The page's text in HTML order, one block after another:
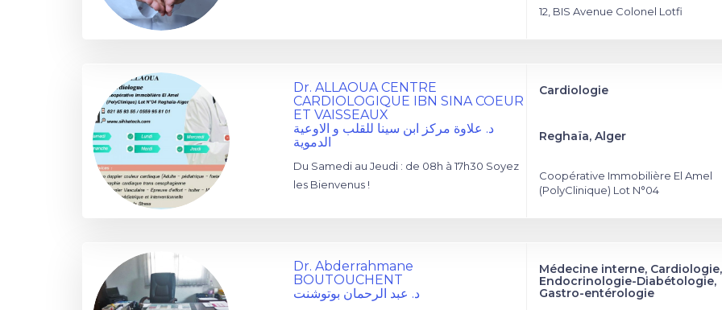
12, BIS Avenue Colonel Lotfi
Dr. ALLAOUA CENTRE
CARDIOLOGIQUE IBN SINA COEUR
ET VAISSEAUX
د. علاوة مركز ابن سينا للقلب و الاوعية
الدموية
Du Samedi au Jeudi : de 08h à 17h30 Soyez
les Bienvenus !
Cardiologie
Reghaïa, Alger
Coopérative Immobilière El Amel
(PolyClinique) Lot N°04
Dr. Abderrahmane
BOUTOUCHENT
د. عبد الرحمان بوتوشنت
Médecine interne, Cardiologie,
Endocrinologie-Diabétologie,
Gastro-entérologie